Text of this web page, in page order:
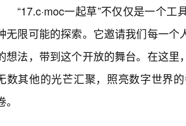
“17.c·moc一起草”不仅仅是一个
无限可能的探索。它邀请我们每一
想法，带到这个开放的舞台。在这
数其他的光芒汇聚，照亮数字世界
。